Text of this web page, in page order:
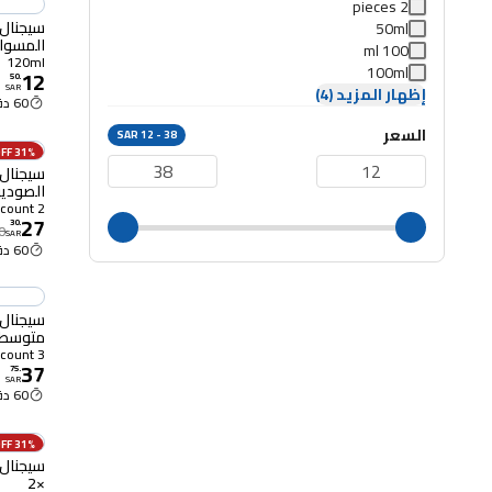
2 pieces
50ml
100 ml
100ml
إظهار المزيد (4)
السعر
SAR 12 - 38
المسواك 120
120ml
12
.
50
SAR
60 دقيقة
31% OFF
الألوان 2 قطع
2 count
27
.
30
SAR
60 دقيقة
متوسطة 3 قطع متعدد
3 count
37
.
75
SAR
60 دقيقة
31% OFF
×2